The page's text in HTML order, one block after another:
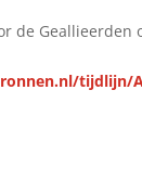
de Geallieerden
tijdlijn/